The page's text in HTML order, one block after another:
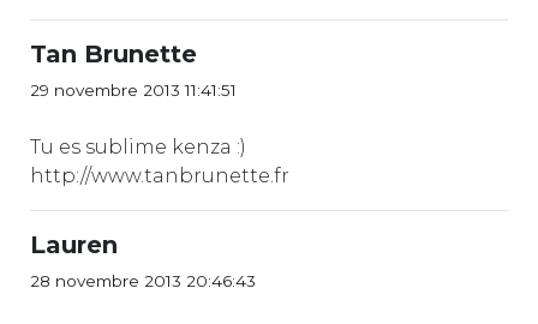
Tan Brunette
29 novembre 2013 11:41:51
Tu es sublime kenza :)
http://www.tanbrunette.fr
Lauren
28 novembre 2013 20:46:43